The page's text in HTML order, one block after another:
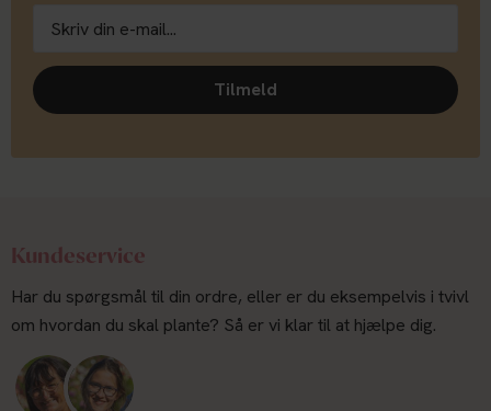
Tilmeld
Kundeservice
Har du spørgsmål til din ordre, eller er du eksempelvis i tvivl
om hvordan du skal plante? Så er vi klar til at hjælpe dig.